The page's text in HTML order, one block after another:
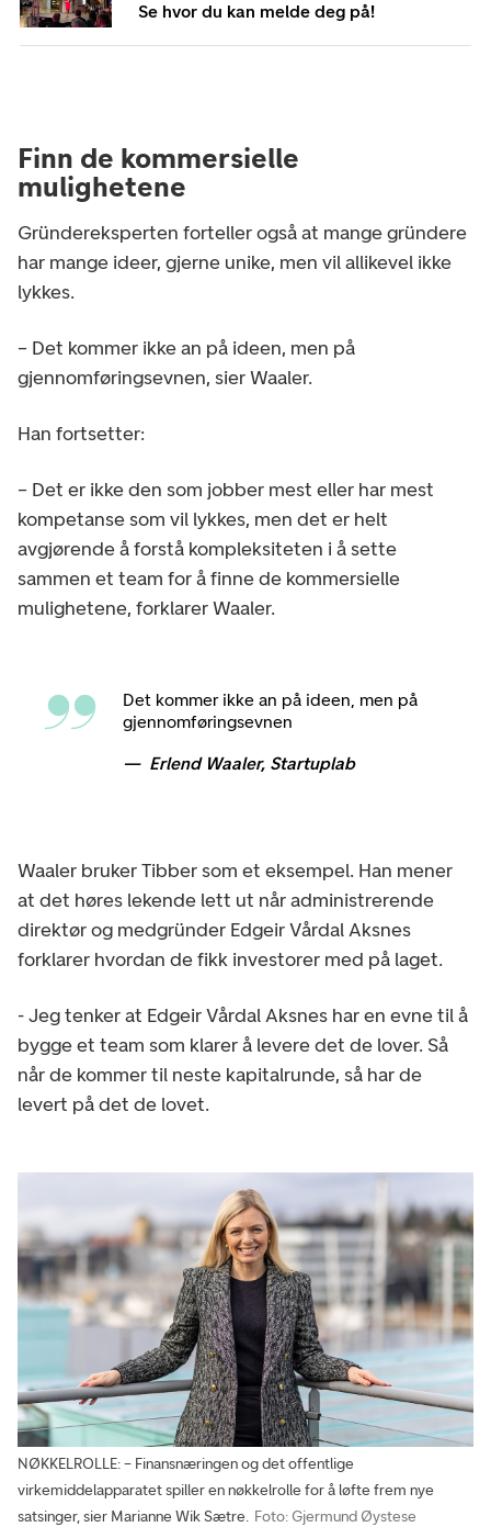
Se hvor du kan melde deg på!
Finn de kommersielle
mulighetene
Gründereksperten forteller også at mange gründere
har mange ideer, gjerne unike, men vil allikevel ikke
lykkes.
– Det kommer ikke an på ideen, men på
gjennomføringsevnen, sier Waaler.
Han fortsetter:
– Det er ikke den som jobber mest eller har mest
kompetanse som vil lykkes, men det er helt
avgjørende å forstå kompleksiteten i å sette
sammen et team for å finne de kommersielle
mulighetene, forklarer Waaler.
Det kommer ikke an på ideen, men på
gjennomføringsevnen
Erlend Waaler, Startuplab
Waaler bruker Tibber som et eksempel. Han mener
at det høres lekende lett ut når administrerende
direktør og medgründer Edgeir Vårdal Aksnes
forklarer hvordan de fikk investorer med på laget.
- Jeg tenker at Edgeir Vårdal Aksnes har en evne til å
bygge et team som klarer å levere det de lover. Så
når de kommer til neste kapitalrunde, så har de
levert på det de lovet.
NØKKELROLLE: – Finansnæringen og det offentlige
virkemiddelapparatet spiller en nøkkelrolle for å løfte frem nye
satsinger, sier Marianne Wik Sætre. Foto: Gjermund Øystese